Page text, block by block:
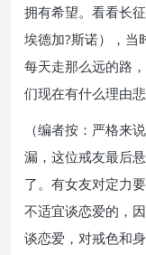
拥有希望。看看长
埃德加?斯诺），当
每天走那么远的路
们现在有什么理由
（编者按：严格来
漏，这位戒友最后
了。有女友对定力
不适宜谈恋爱的，
谈恋爱，对戒色和